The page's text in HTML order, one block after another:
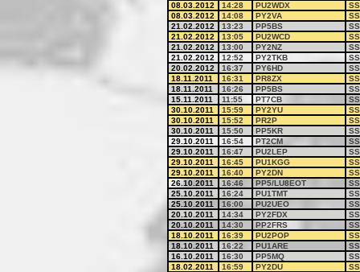
08.03.2012
14:28 PU2WDX
08.03.2012
14:08 PY2VA
21.02.2012
13:23 PP5BS
21.02.2012
13:05 PU2WCD
21.02.2012
13:00 PY2NZ
21.02.2012
12:52 PY2TKB
20.02.2012
16:37 PY6HD
18.11.2011
16:31 PR8ZX
18.11.2011
16:26 PP5BS
15.11.2011
11:55 PT7CB
30.10.2011
15:59 PY2YU
30.10.2011
15:52 PR2P
30.10.2011
15:50 PP5KR
29.10.2011
16:54 PT2CM
29.10.2011
16:47 PU2LEP
29.10.2011
16:45 PU1KGG
29.10.2011
16:40 PY2DN
26.10.2011
16:46 PP5/LU8EOT
25.10.2011
16:24 PU1TMT
25.10.2011
16:00 PU2UEO
20.10.2011
14:34 PY2FDX
20.10.2011
14:30 PP2FRS
18.10.2011
16:39 PU2POP
18.10.2011
16:22 PU1ARE
16.10.2011
16:30 PP5MQ
18.02.2011
16:59 PY2DU